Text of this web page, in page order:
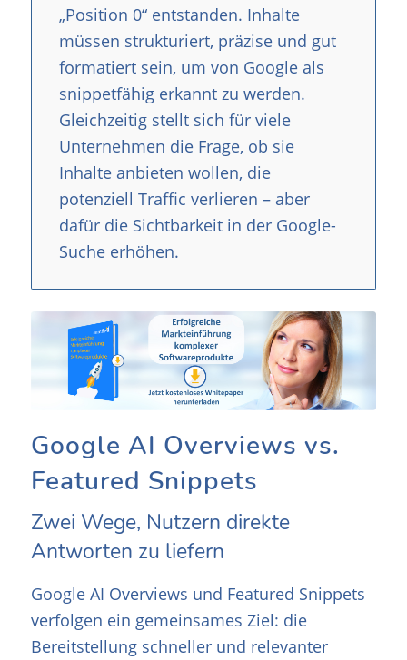
„Position 0“ entstanden. Inhalte
müssen strukturiert, präzise und gut
formatiert sein, um von Google als
snippetfähig erkannt zu werden.
Gleichzeitig stellt sich für viele
Unternehmen die Frage, ob sie
Inhalte anbieten wollen, die
potenziell Traffic verlieren – aber
dafür die Sichtbarkeit in der Google-
Suche erhöhen.
Google AI Overviews vs.
Featured Snippets
Zwei Wege, Nutzern direkte
Antworten zu liefern
Google AI Overviews und Featured Snippets
verfolgen ein gemeinsames Ziel: die
Bereitstellung schneller und relevanter